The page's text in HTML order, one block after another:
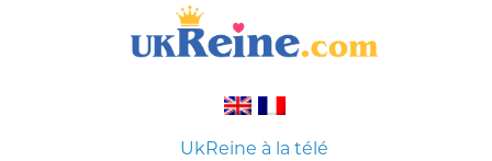
UkReine à la télé